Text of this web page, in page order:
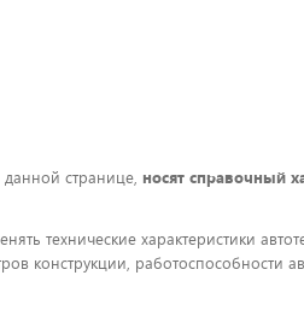
странице, носят справочный
технические характеристики
конструкции, работоспособности